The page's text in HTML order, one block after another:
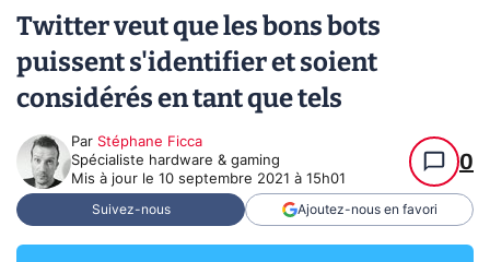
Twitter veut que les bons bots
puissent s'identifier et soient
considérés en tant que tels
Par Stéphane Ficca
Spécialiste hardware & gaming
Mis à jour le 10 septembre 2021 à 15h01
0
Suivez-nous Ajoutez-nous en favori